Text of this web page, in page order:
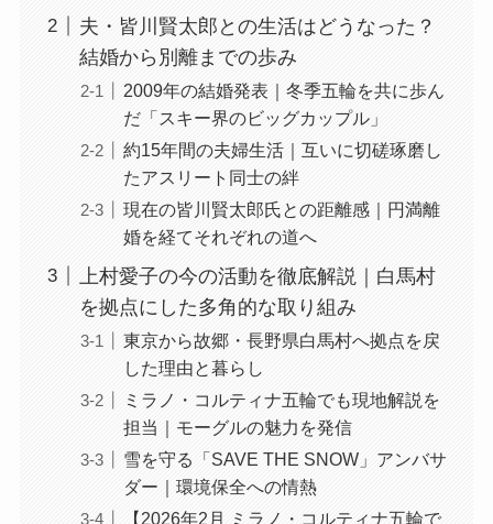
夫・皆川賢太郎との生活はどうなった？
結婚から別離までの歩み
2009年の結婚発表｜冬季五輪を共に歩ん
だ「スキー界のビッグカップル」
約15年間の夫婦生活｜互いに切磋琢磨し
たアスリート同士の絆
現在の皆川賢太郎氏との距離感｜円満離
婚を経てそれぞれの道へ
上村愛子の今の活動を徹底解説｜白馬村
を拠点にした多角的な取り組み
東京から故郷・長野県白馬村へ拠点を戻
した理由と暮らし
ミラノ・コルティナ五輪でも現地解説を
担当｜モーグルの魅力を発信
雪を守る「SAVE THE SNOW」アンバサ
ダー｜環境保全への情熱
【2026年2月 ミラノ・コルティナ五輪で